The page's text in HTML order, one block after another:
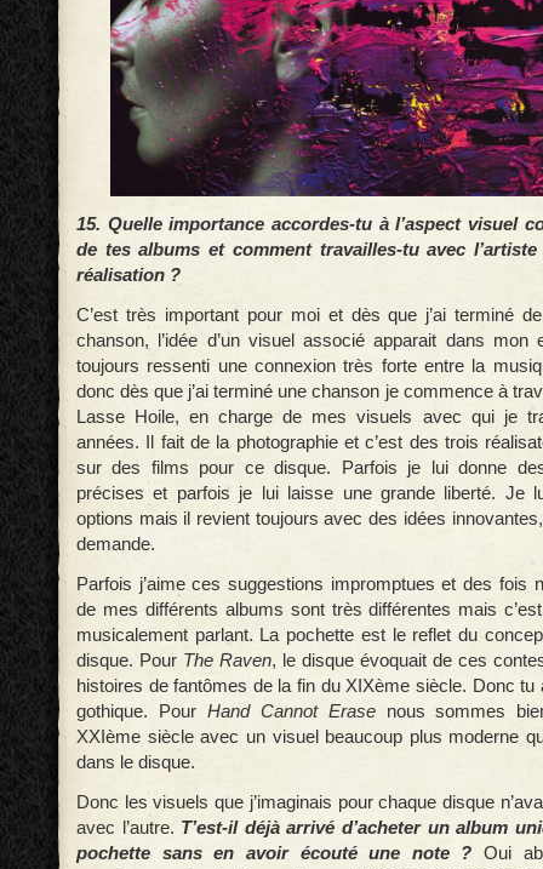
15. Quelle importance accordes-tu à l’aspect visuel
de tes albums et comment travailles-tu avec
réalisation ?
C’est très important pour moi et dès que j’ai terminé
chanson, l’idée d’un visuel associé apparait dans mon
toujours ressenti une connexion très forte entre la
donc dès que j’ai terminé une chanson je commence à
Lasse Hoile, en charge de mes visuels avec qui je
années. Il fait de la photographie et c’est des trois
sur des films pour ce disque. Parfois je lui donne
précises et parfois je lui laisse une grande liberté. Je
options mais il revient toujours avec des idées
demande.
Parfois j’aime ces suggestions impromptues et des fois
de mes différents albums sont très différentes mais
musicalement parlant. La pochette est le reflet du
disque. Pour The Raven, le disque évoquait de ces
histoires de fantômes de la fin du XIXème siècle. Donc tu
gothique. Pour Hand Cannot Erasenous sommes
XXIème siècle avec un visuel beaucoup plus moderne
dans le disque.
Donc les visuels que j’imaginais pour chaque disque
avec l’autre. T’est-il déjà arrivé d’acheter un album
pochette sans en avoir écouté une note ?Oui